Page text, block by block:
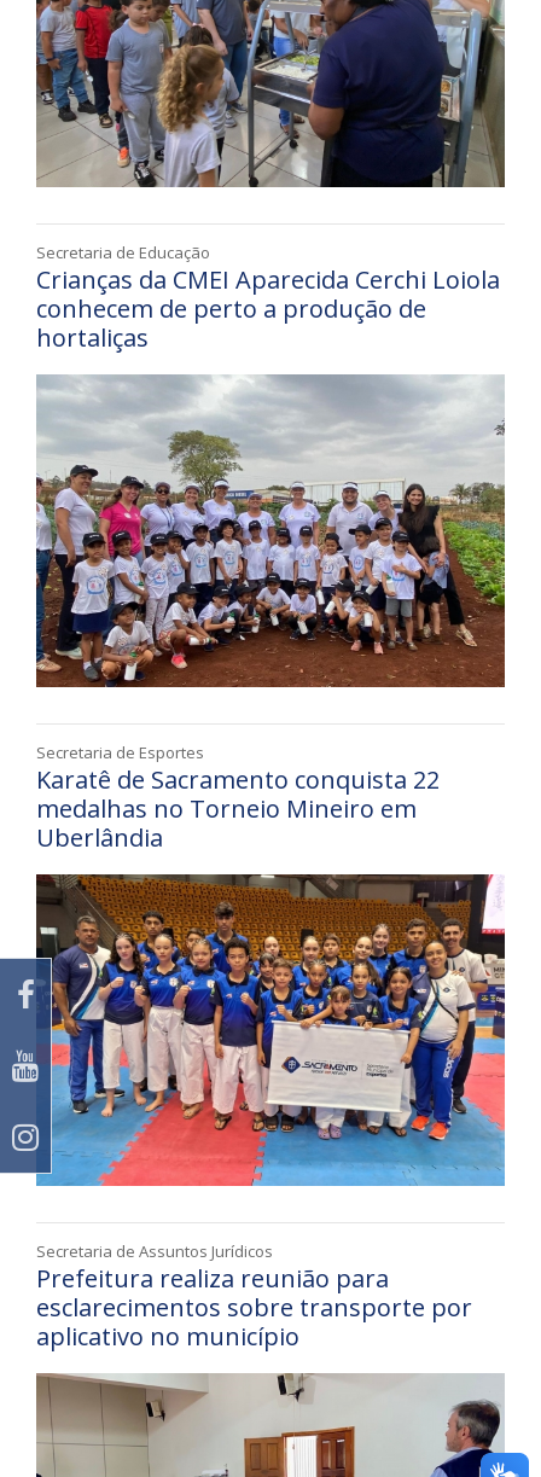
Secretaria de Educação
Crianças da CMEI Aparecida Cerchi Loiola
conhecem de perto a produção de
hortaliças
Secretaria de Esportes
Karatê de Sacramento conquista 22
medalhas no Torneio Mineiro em
Uberlândia
Secretaria de Assuntos Jurídicos
Prefeitura realiza reunião para
esclarecimentos sobre transporte por
aplicativo no município